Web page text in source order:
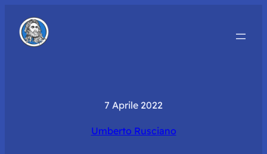
7 Aprile 2022
Umberto Rusciano